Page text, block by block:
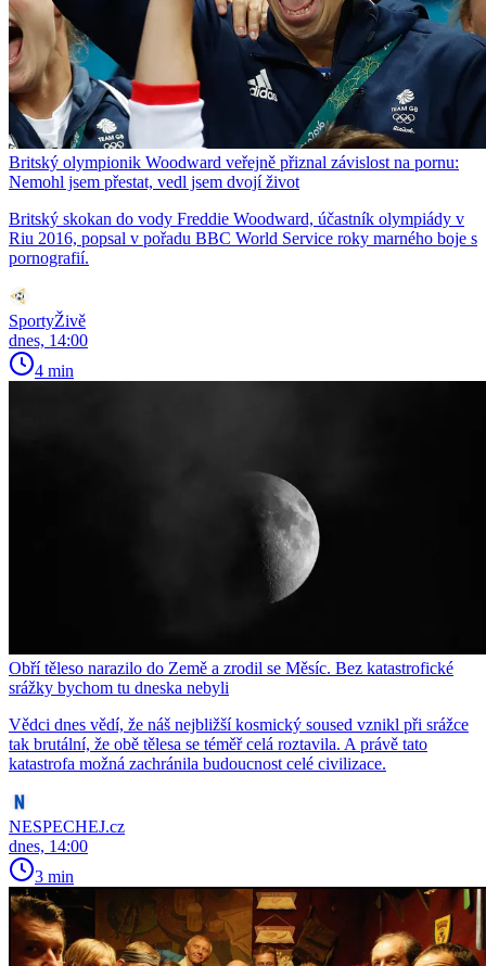
Britský olympionik Woodward veřejně přiznal závislost na pornu:
Nemohl jsem přestat, vedl jsem dvojí život
Britský skokan do vody Freddie Woodward, účastník olympiády v
Riu 2016, popsal v pořadu BBC World Service roky marného boje s
pornografií.
SportyŽivě
dnes, 14:00
4 min
Obří těleso narazilo do Země a zrodil se Měsíc. Bez katastrofické
srážky bychom tu dneska nebyli
Vědci dnes vědí, že náš nejbližší kosmický soused vznikl při srážce
tak brutální, že obě tělesa se téměř celá roztavila. A právě tato
katastrofa možná zachránila budoucnost celé civilizace.
NESPECHEJ.cz
dnes, 14:00
3 min